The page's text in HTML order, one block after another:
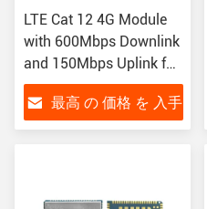
LTE Cat 12 4G Module
with 600Mbps Downlink
and 150Mbps Uplink for
Wireless
Communication
最高 の 価格 を 入手